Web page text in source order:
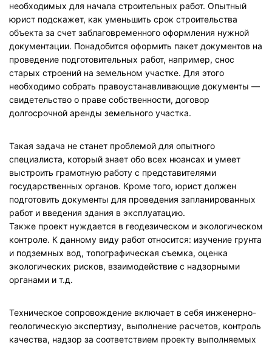
необходимых для начала строительных работ. Опытный
юрист подскажет, как уменьшить срок строительства
объекта за счет заблаговременного оформления нужной
документации. Понадобится оформить пакет документов на
проведение подготовительных работ, например, снос
старых строений на земельном участке. Для этого
необходимо собрать правоустанавливающие документы —
свидетельство о праве собственности, договор
долгосрочной аренды земельного участка.
Такая задача не станет проблемой для опытного
специалиста, который знает обо всех нюансах и умеет
выстроить грамотную работу с представителями
государственных органов. Кроме того, юрист должен
подготовить документы для проведения запланированных
работ и введения здания в эксплуатацию.
Также проект нуждается в геодезическом и экологическом
контроле. К данному виду работ относится: изучение грунта
и подземных вод, топографическая съемка, оценка
экологических рисков, взаимодействие с надзорными
органами и т.д.
Техническое сопровождение включает в себя инженерно-
геологическую экспертизу, выполнение расчетов, контроль
качества, надзор за соответствием проекту выполняемых